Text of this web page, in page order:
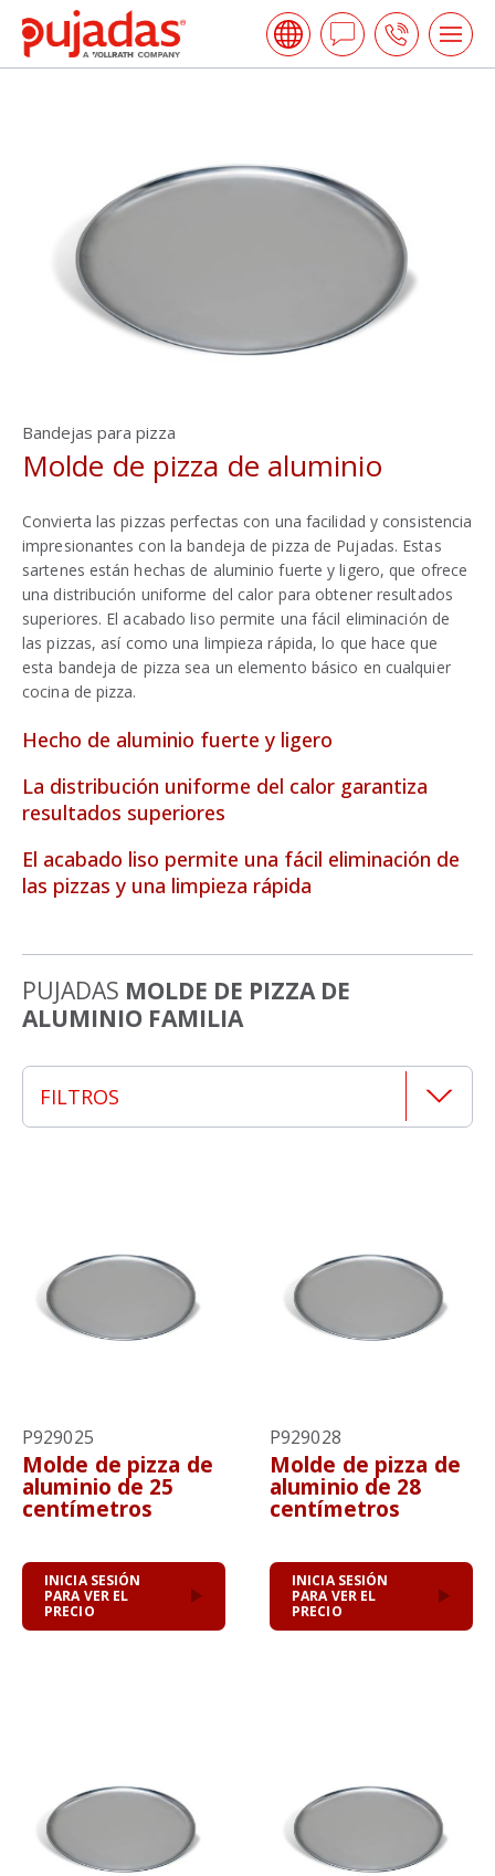
the
Pujadas
HacerCall
Bandejas para pizza
Molde de pizza de aluminio
Convierta las pizzas perfectas con una facilidad y consistencia
impresionantes con la bandeja de pizza de Pujadas. Estas
sartenes están hechas de aluminio fuerte y ligero, que ofrece
una distribución uniforme del calor para obtener resultados
superiores. El acabado liso permite una fácil eliminación de
las pizzas, así como una limpieza rápida, lo que hace que
esta bandeja de pizza sea un elemento básico en cualquier
cocina de pizza.
Hecho de aluminio fuerte y ligero
La distribución uniforme del calor garantiza
resultados superiores
El acabado liso permite una fácil eliminación de
las pizzas y una limpieza rápida
PUJADAS MOLDE DE PIZZA DE
ALUMINIO FAMILIA
FILTROS
P929025
Molde de pizza de
aluminio de 25
centímetros
INICIA SESIÓN
PARA VER EL
PRECIO
P929028
Molde de pizza de
aluminio de 28
centímetros
INICIA SESIÓN
PARA VER EL
PRECIO